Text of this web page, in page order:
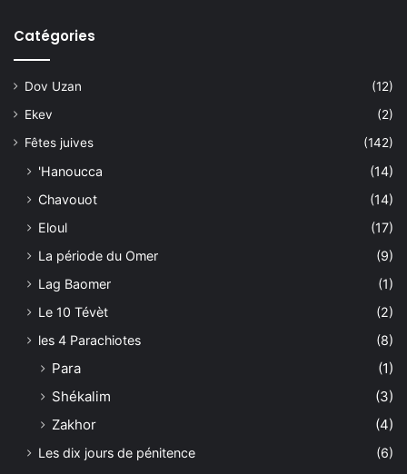
Catégories
Dov Uzan
(12)
Ekev
(2)
Fêtes juives
(142)
'Hanoucca
(14)
Chavouot
(14)
Eloul
(17)
La période du Omer
(9)
Lag Baomer
(1)
Le 10 Tévèt
(2)
les 4 Parachiotes
(8)
Para
(1)
Shékalim
(3)
Zakhor
(4)
Les dix jours de pénitence
(6)